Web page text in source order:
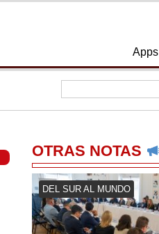
Apps
OTRAS NOTAS
DEL SUR AL MUNDO